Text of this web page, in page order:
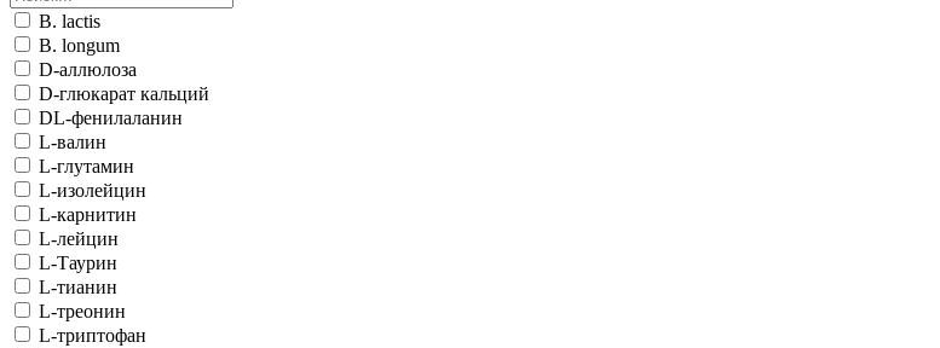
B. lactis
B. longum
D-аллюлоза
D-глюкарат кальций
DL-фенилаланин
L-валин
L-глутамин
L-изолейцин
L-карнитин
L-лейцин
L-Таурин
L-тианин
L-треонин
L-триптофан